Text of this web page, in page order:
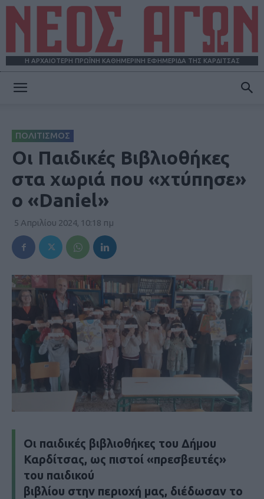
Η ΑΡΧΑΙΟΤΕΡΗ ΠΡΩΪΝΗ ΚΑΘΗΜΕΡΙΝΗ ΕΦΗΜΕΡΙΔΑ ΤΗΣ ΚΑΡΔΙΤΣΑΣ
ΠΟΛΙΤΙΣΜΟΣ
Οι Παιδικές Βιβλιοθήκες
στα χωριά που «χτύπησε»
ο «Daniel»
5 Απριλίου 2024, 10:18 πμ
Οι παιδικές βιβλιοθήκες του Δήμου
Καρδίτσας, ως πιστοί «πρεσβευτές»
του παιδικού
βιβλίου στην περιοχή μας, διέδωσαν το